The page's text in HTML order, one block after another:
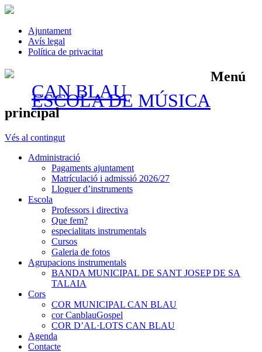
Ajuntament
Avís legal
Política de privacitat
CAN BLAU
ESCOLA DE MÚSICA
Menú
principal
Vés al contingut
Administració
Pagaments ajuntament
Matrículació i admissió 2026/27
Lloguer d’instruments
Escola
Professors i directiva
Que fem?
especialitats instrumentals
Cursos
Galeria de fotos
Agrupacions instrumentals
BANDA MUNICIPAL DE SANT JOSEP DE SA
TALAIA
Cors
COR MUNICIPAL CAN BLAU
cor CanblauGospel
COR D’AL·LOTS CAN BLAU
Agenda
Contacte